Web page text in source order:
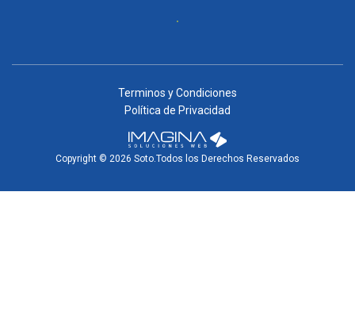
Terminos y Condiciones
Política de Privacidad
Copyright © 2026 Soto.Todos los Derechos Reservados